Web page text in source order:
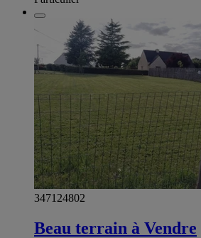
347124802
Beau terrain à Vendre